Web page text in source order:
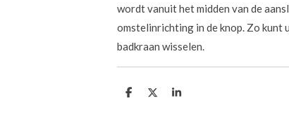
wordt vanuit het midden van de
omstelinrichting in de knop. Zo kunt
badkraan wisselen.
D
D
S